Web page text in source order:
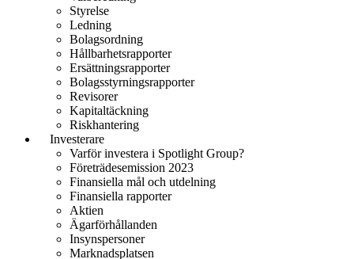
Styrelse
Ledning
Bolagsordning
Hållbarhetsrapporter
Ersättningsrapporter
Bolagsstyrningsrapporter
Revisorer
Kapitaltäckning
Riskhantering
Investerare
Varför investera i Spotlight Group?
Företrädesemission 2023
Finansiella mål och utdelning
Finansiella rapporter
Aktien
Ägarförhållanden
Insynspersoner
Marknadsplatsen